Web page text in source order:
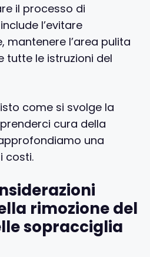
il processo di
l’evitare
mantenere l’area pulita
tutte le istruzioni del
come si svolge la
cura della
una
costi.
rimozione del
sopracciglia